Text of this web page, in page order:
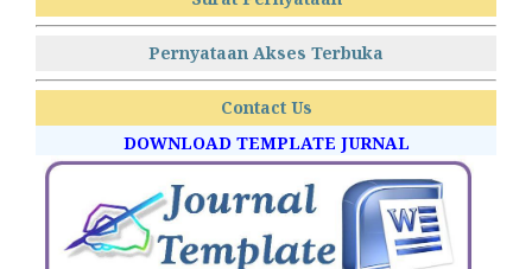
Pernyataan Akses Terbuka
Contact Us
DOWNLOAD TEMPLATE JURNAL